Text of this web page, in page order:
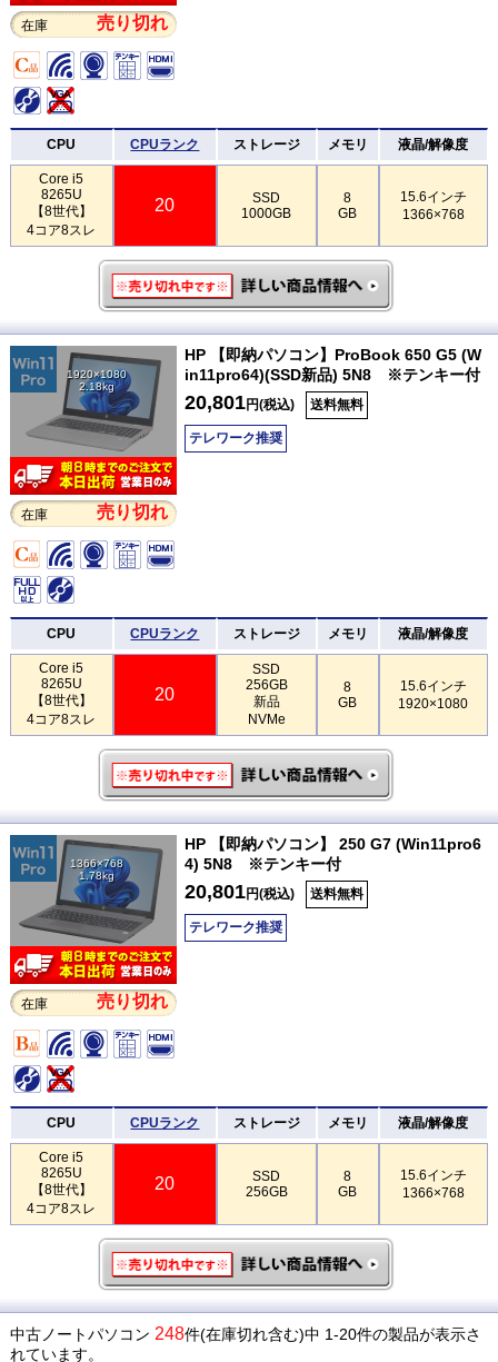
在庫 売り切れ
CPU CPUランク ストレージ メモリ 液晶/解像度
Core i5
8265U
【8世代】
4コア8スレ
20
SSD
1000GB
8
GB
15.6インチ
1366×768
1920×1080
2.18kg
在庫 売り切れ
HP 【即納パソコン】ProBook 650 G5 (W
in11pro64)(SSD新品) 5N8 ※テンキー付
20,801円(税込) 送料無料
テレワーク推奨
CPU CPUランク ストレージ メモリ 液晶/解像度
Core i5
8265U
【8世代】
4コア8スレ
20
SSD
256GB
新品
NVMe
8
GB
15.6インチ
1920×1080
1366×768
1.78kg
在庫 売り切れ
HP 【即納パソコン】 250 G7 (Win11pro6
4) 5N8 ※テンキー付
20,801円(税込) 送料無料
テレワーク推奨
CPU CPUランク ストレージ メモリ 液晶/解像度
Core i5
8265U
【8世代】
4コア8スレ
20
SSD
256GB
8
GB
15.6インチ
1366×768
中古ノートパソコン 248件(在庫切れ含む)中 1-20件の製品が表示さ
れています。